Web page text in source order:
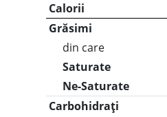
Calorii
Grăsimi
din care
Saturate
Ne-Saturate
Carbohidrați